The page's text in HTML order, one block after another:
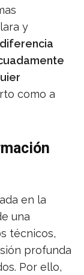
y
como a
en la
una
técnicos,
profunda
Por ello,